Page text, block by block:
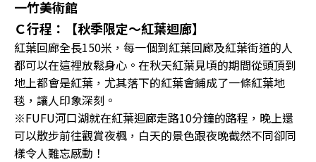
一竹美術館
Ｃ行程：【秋季限定～紅葉迴廊】
紅葉回廊全長150米，每一個到紅葉回廊及紅葉街道的人
都可以在這裡放鬆身心。在秋天紅葉見頃的期間從頭頂到
地上都會是紅葉，尤其落下的紅葉會鋪成了一條紅葉地
毯，讓人印象深刻。
※FUFU河口湖就在紅葉迴廊走路10分鐘的路程，晚上還
可以散步前往觀賞夜楓，白天的景色跟夜晚截然不同卻同
樣令人難忘感動！